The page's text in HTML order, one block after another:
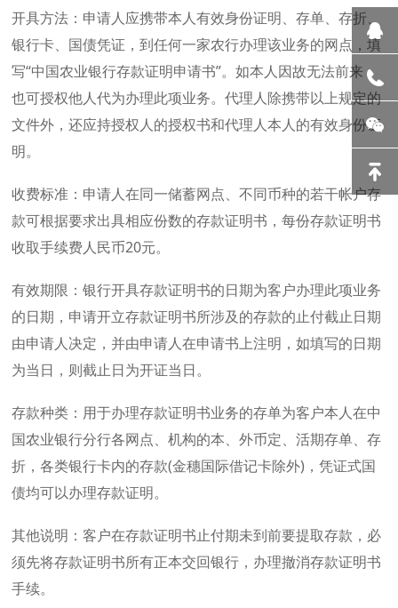
开具方法：申请人应携带本人有效身份证明、存单、存折、
银行卡、国债凭证，到任何一家农行办理该业务的网点，填
写“中国农业银行存款证明申请书”。如本人因故无法前来，
也可授权他人代为办理此项业务。代理人除携带以上规定的
文件外，还应持授权人的授权书和代理人本人的有效身份证
明。
收费标准：申请人在同一储蓄网点、不同币种的若干帐户存
款可根据要求出具相应份数的存款证明书，每份存款证明书
收取手续费人民币20元。
有效期限：银行开具存款证明书的日期为客户办理此项业务
的日期，申请开立存款证明书所涉及的存款的止付截止日期
由申请人决定，并由申请人在申请书上注明，如填写的日期
为当日，则截止日为开证当日。
存款种类：用于办理存款证明书业务的存单为客户本人在中
国农业银行分行各网点、机构的本、外币定、活期存单、存
折，各类银行卡内的存款(金穗国际借记卡除外)，凭证式国
债均可以办理存款证明。
其他说明：客户在存款证明书止付期未到前要提取存款，必
须先将存款证明书所有正本交回银行，办理撤消存款证明书
手续。